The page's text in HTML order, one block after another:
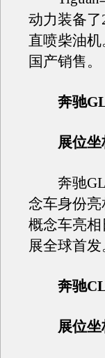
动力装备
直喷柴油
国产销售。
奔驰
展位坐
奔驰GLK
念车身份
概念车亮
展全球首发
奔驰
展位坐